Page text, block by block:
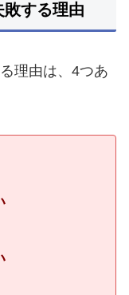
敗する理由
理由は、4つあ